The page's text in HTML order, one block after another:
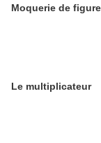
Moquerie de
Le multiplicateur